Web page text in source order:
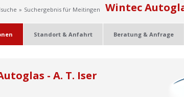
Suchergebnis für Meitingen Wintec
Standort & Anfahrt Beratung & Anfrage
- A. T. Iser